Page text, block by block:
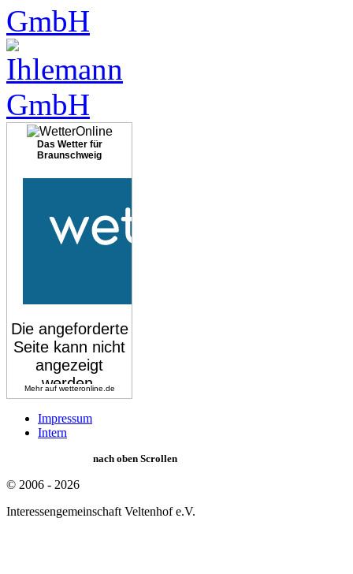
Das Wetter für
Braunschweig
Mehr auf wetteronline.de
Impressum
Intern
nach oben Scrollen
© 2006 - 2026
Interessengemeinschaft Veltenhof e.V.